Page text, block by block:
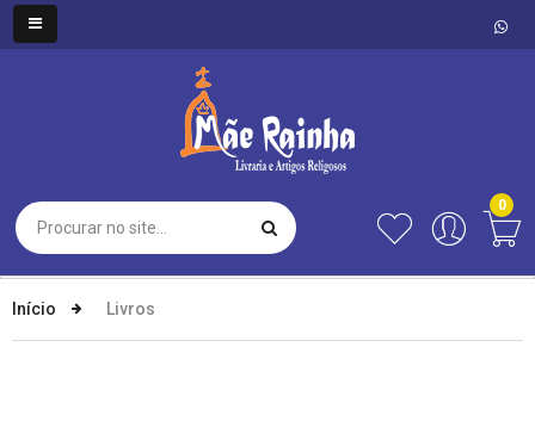
0
Início Livros